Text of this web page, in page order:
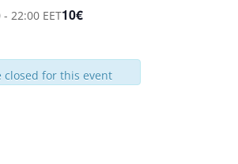
- 22:00 EET10€
closed for this event